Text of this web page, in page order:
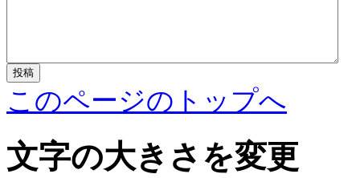
このページのトップへ
文字の大きさを変更